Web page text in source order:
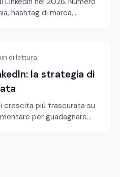
hashtag di marca,
di lettura
la strategia di
crescita più trascurata su
per guadagnare